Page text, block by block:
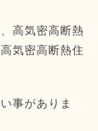
高気密高断熱
高気密高断熱住
事がありま